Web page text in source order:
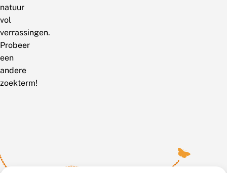
natuur
vol
verrassingen.
Probeer
een
andere
zoekterm!